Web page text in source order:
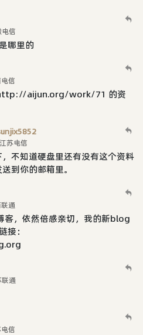
信
哪里的
信
http://aijun.org/work/71 的资
苏电信
不知道硬盘里还有没有这个资料
到你的邮箱里。
通
客，依然倍感亲切，我的新blog
接：
通
信